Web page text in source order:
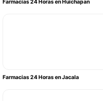
Farmacias 24 Horas en Huichapan
Farmacias 24 Horas en Jacala